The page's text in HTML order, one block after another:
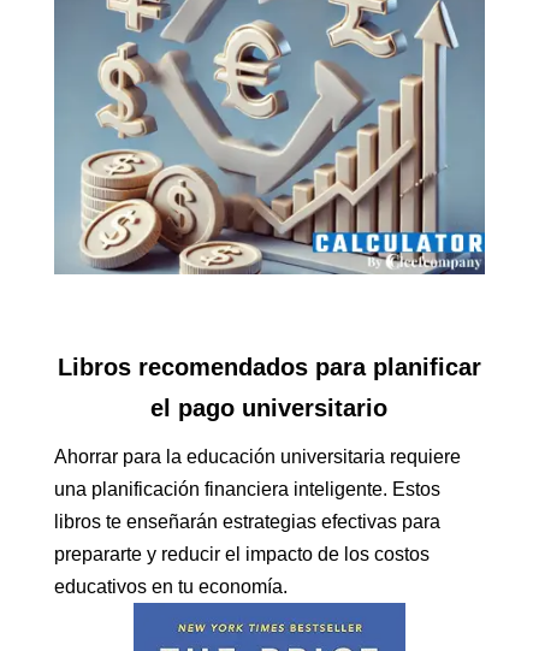
Libros recomendados para planificar
el pago universitario
Ahorrar para la educación universitaria requiere
una planificación financiera inteligente. Estos
libros te enseñarán estrategias efectivas para
prepararte y reducir el impacto de los costos
educativos en tu economía.